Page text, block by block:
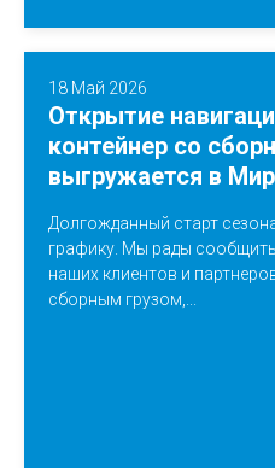
18 Май 2026
Открытие
контейнер со
выгружается в
Долгожданный старт
графику. Мы рады
наших клиентов и
сборным грузом,...